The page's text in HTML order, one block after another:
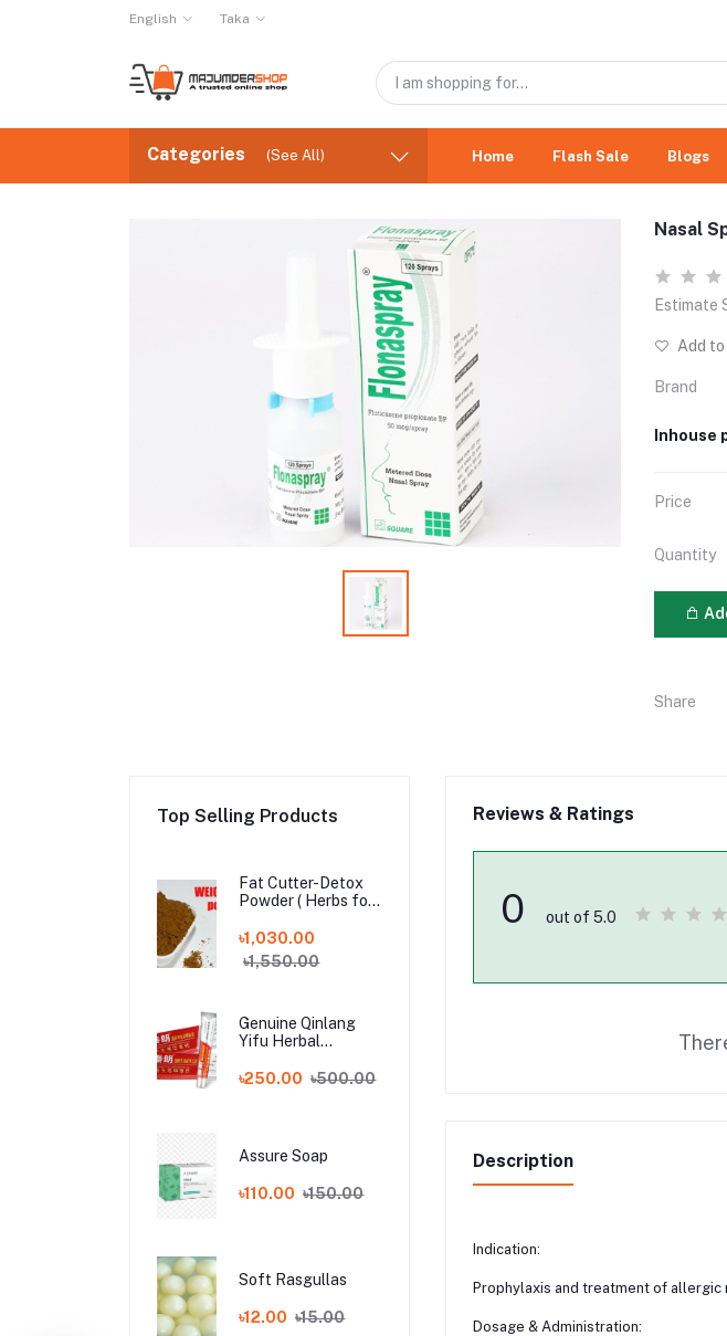
English Taka
Categories (See All) Home Flash Sale Blogs
Nasal
Estimate
Add
Brand
Inhouse
Price
Quantity
Share
Top Selling Products
Fat Cutter-Detox
Powder ( Herbs for
৳1,030.00
৳1,550.00
Genuine Qinlang
Yifu Herbal
allergy Cream
৳250.00 ৳500.00
Assure Soap
৳110.00 ৳150.00
Soft Rasgullas
৳12.00 ৳15.00
Reviews & Ratings
0 out of 5.0
Description
Indication:
Prophylaxis and treatment of allergic
Dosage & Administration: